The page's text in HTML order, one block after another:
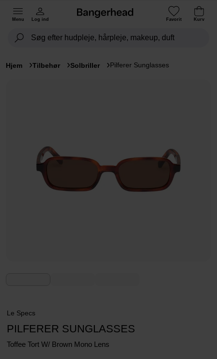
Menu Log ind Favorit Kurv
Hjem Tilbehør Solbriller Pilferer Sunglasses
Le Specs
PILFERER SUNGLASSES
Toffee Tort W/ Brown Mono Lens